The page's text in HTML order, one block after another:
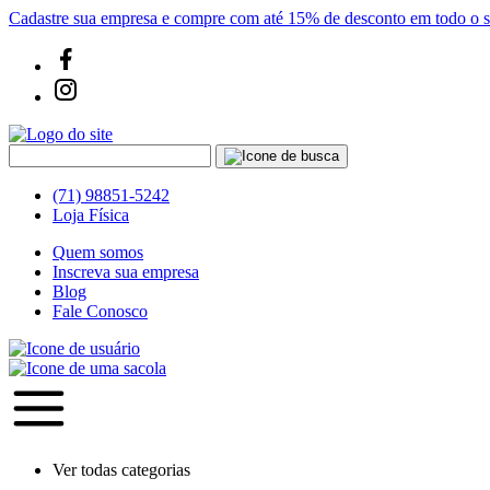
Cadastre sua empresa e compre com até 15% de desconto em todo o
(71) 98851-5242
Loja Física
Quem somos
Inscreva sua empresa
Blog
Fale Conosco
Ver todas categorias